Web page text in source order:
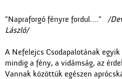
"Napraforgó fényre fordul…."
/
László/
A Nefelejcs Csodapalotának
mindig a fény, a vidámság, az
Vannak közöttük egészen